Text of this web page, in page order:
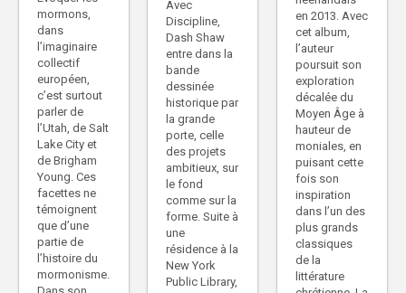
mormons,
dans
l’imaginaire
collectif
européen,
c’est surtout
parler de
l’Utah, de Salt
Lake City et
de Brigham
Young. Ces
facettes ne
témoignent
que d’une
partie de
l’histoire du
mormonisme.
Avec
Discipline,
Dash Shaw
entre dans la
bande
dessinée
historique par
la grande
porte, celle
des projets
ambitieux, sur
le fond
comme sur la
forme. Suite à
une
résidence à la
New York
Public Library,
en 2013. Avec
cet album,
l’auteur
poursuit son
exploration
décalée du
Moyen Âge à
hauteur de
moniales, en
puisant cette
fois son
inspiration
dans l’un des
plus grands
classiques
de la
littérature